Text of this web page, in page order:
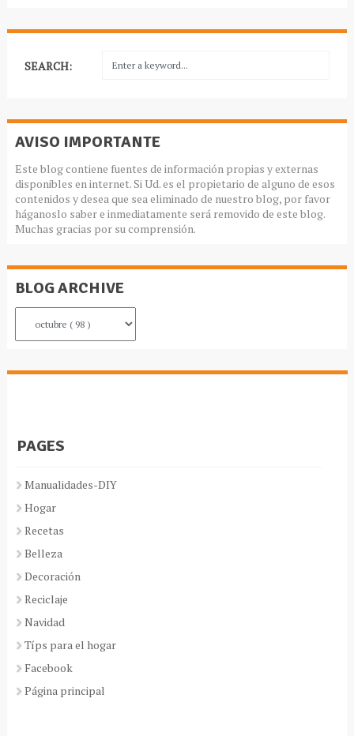
SEARCH:
AVISO IMPORTANTE
Este blog contiene fuentes de información propias y externas
disponibles en internet. Si Ud. es el propietario de alguno de esos
contenidos y desea que sea eliminado de nuestro blog, por favor
háganoslo saber e inmediatamente será removido de este blog.
Muchas gracias por su comprensión.
BLOG ARCHIVE
PAGES
Manualidades-DIY
Hogar
Recetas
Belleza
Decoración
Reciclaje
Navidad
Típs para el hogar
Facebook
Página principal